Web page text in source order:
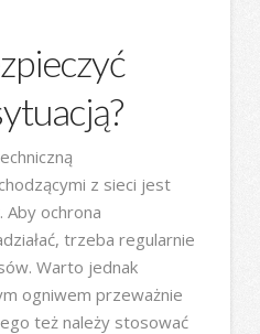
z sieci jest
ochrona
trzeba regularnie
Warto jednak
ogniwem przeważnie
też należy stosować